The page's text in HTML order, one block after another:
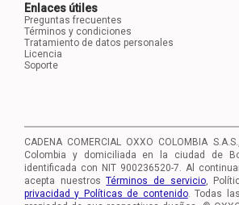
Enlaces útiles
Preguntas frecuentes
Términos y condiciones
Tratamiento de datos personales
Licencia
Soporte
CADENA COMERCIAL OXXO COLOMBIA
Colombia y domiciliada en la ciudad de
identificada con NIT 900236520-7. Al
acepta nuestrosTérminos de servicio,
privacidad y Políticas de contenido. Todas